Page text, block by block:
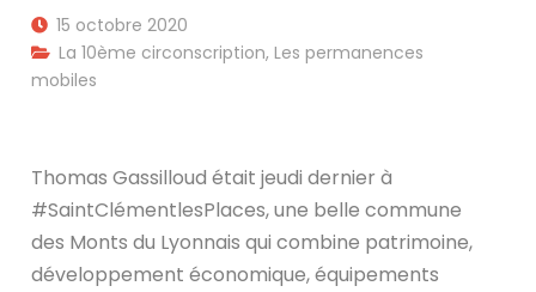
15 octobre 2020
La 10ème circonscription,Les permanences
mobiles
Thomas Gassilloud était jeudi dernier à
#SaintClémentlesPlaces, une belle commune
des Monts du Lyonnais qui combine patrimoine,
développement économique, équipements